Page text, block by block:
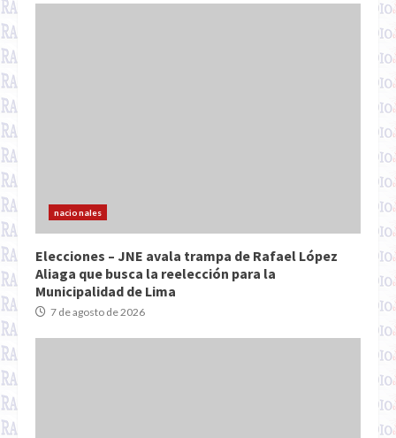
nacionales
Elecciones – JNE avala trampa de Rafael López
Aliaga que busca la reelección para la
Municipalidad de Lima
7 de agosto de 2026